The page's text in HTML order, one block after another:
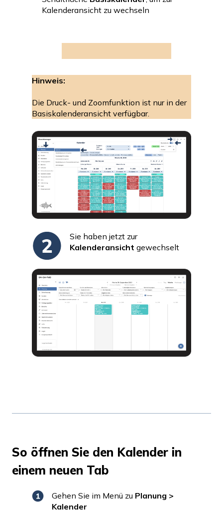
Kalenderansicht zu wechseln
Hinweis:
Die Druck- und Zoomfunktion ist nur in der
Basiskalenderansicht verfügbar.
Sie haben jetzt zur
Kalenderansicht gewechselt
So öffnen Sie den Kalender in
einem neuen Tab
Gehen Sie im Menü zu Planung >
Kalender